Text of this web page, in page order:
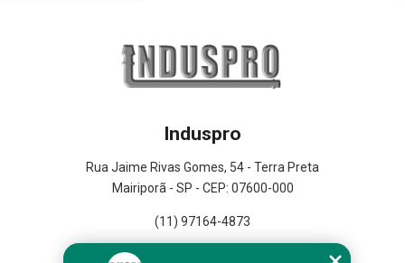
Induspro
Rua Jaime Rivas Gomes, 54 - Terra Preta
Mairiporã - SP - CEP: 07600-000
(11) 97164-4873